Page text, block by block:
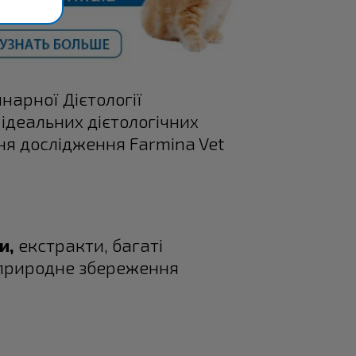
Дієтології
дієтологічних
дослідження Farmina Vet
екстракти, багаті
збереження